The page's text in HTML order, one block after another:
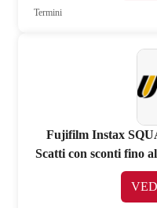
Termini
Fujifilm Instax
Scatti con sconti fino